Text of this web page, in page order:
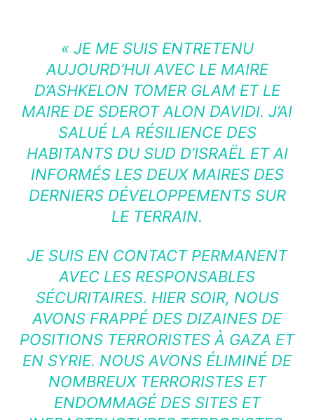
« JE ME SUIS ENTRETENU
AUJOURD’HUI AVEC LE MAIRE
D’ASHKELON TOMER GLAM ET LE
MAIRE DE SDEROT ALON DAVIDI. J’AI
SALUÉ LA RÉSILIENCE DES
HABITANTS DU SUD D’ISRAËL ET AI
INFORMÉS LES DEUX MAIRES DES
DERNIERS DÉVELOPPEMENTS SUR
LE TERRAIN.
JE SUIS EN CONTACT PERMANENT
AVEC LES RESPONSABLES
SÉCURITAIRES. HIER SOIR, NOUS
AVONS FRAPPÉ DES DIZAINES DE
POSITIONS TERRORISTES À GAZA ET
EN SYRIE. NOUS AVONS ÉLIMINÉ DE
NOMBREUX TERRORISTES ET
ENDOMMAGÉ DES SITES ET